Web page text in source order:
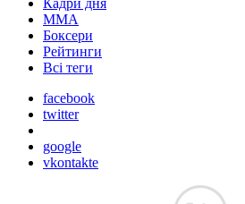
ММА
Боксери
Рейтинги
Всі теги
facebook
twitter
google
vkontakte